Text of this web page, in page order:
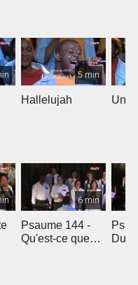
5 min
Hallelujah Un
6 min
Psaume 144 -
Qu'est-ce que
Du